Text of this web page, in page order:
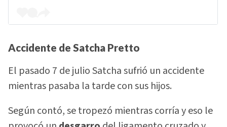
Accidente de Satcha Pretto
El pasado 7 de julio Satcha sufrió un accidente
mientras pasaba la tarde con sus hijos.
Según contó, se tropezó mientras corría y eso le